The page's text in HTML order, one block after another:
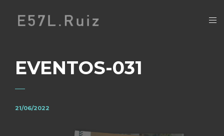
EVENTOS-031
21/06/2022